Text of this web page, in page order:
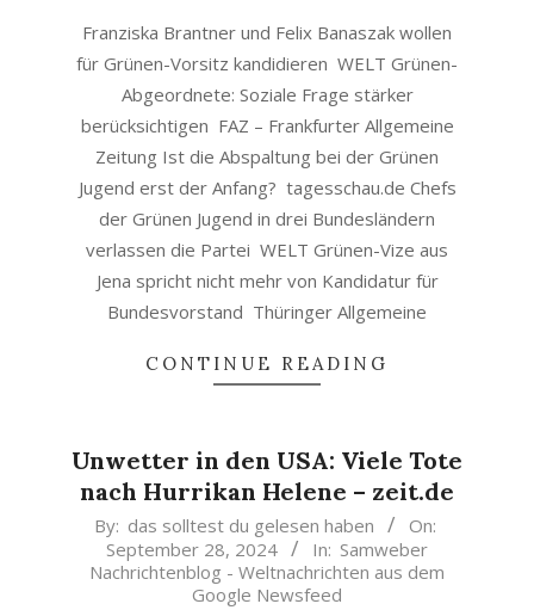
Franziska Brantner und Felix Banaszak wollen
für Grünen-Vorsitz kandidieren WELT Grünen-
Abgeordnete: Soziale Frage stärker
berücksichtigen FAZ – Frankfurter Allgemeine
Zeitung Ist die Abspaltung bei der Grünen
Jugend erst der Anfang? tagesschau.de Chefs
der Grünen Jugend in drei Bundesländern
verlassen die Partei WELT Grünen-Vize aus
Jena spricht nicht mehr von Kandidatur für
Bundesvorstand Thüringer Allgemeine
CONTINUE READING
Unwetter in den USA: Viele Tote
nach Hurrikan Helene – zeit.de
2024-
28
By: das solltest du gelesen haben
On:
September 28, 2024
In: Samweber
Nachrichtenblog - Weltnachrichten aus dem
Google Newsfeed